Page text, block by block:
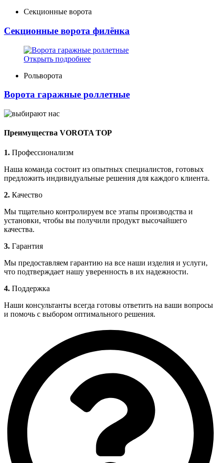
Секционные ворота
Секционные ворота филёнка
Открыть подробнее
Рольворота
Ворота гаражные роллетные
Преимущества VOROTA TOP
1. Профессионализм
Наша команда состоит из опытных специалистов, готовых
предложить индивидуальные решения для каждого клиента.
2. Качество
Мы тщательно контролируем все этапы производства и
установки, чтобы вы получили продукт высочайшего
качества.
3. Гарантия
Мы предоставляем гарантию на все наши изделия и услуги,
что подтверждает нашу уверенность в их надежности.
4. Поддержка
Наши консультанты всегда готовы ответить на ваши вопросы
и помочь с выбором оптимального решения.